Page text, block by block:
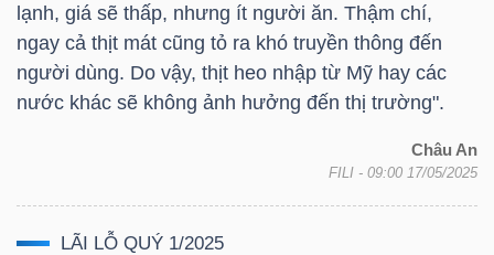
lạnh, giá sẽ thấp, nhưng ít người ăn. Thậm chí,
ngay cả thịt mát cũng tỏ ra khó truyền thông đến
người dùng. Do vậy, thịt heo nhập từ Mỹ hay các
nước khác sẽ không ảnh hưởng đến thị trường".
Châu An
FILI - 09:00 17/05/2025
LÃI LỖ QUÝ 1/2025
Lãnh
đạo
(-)